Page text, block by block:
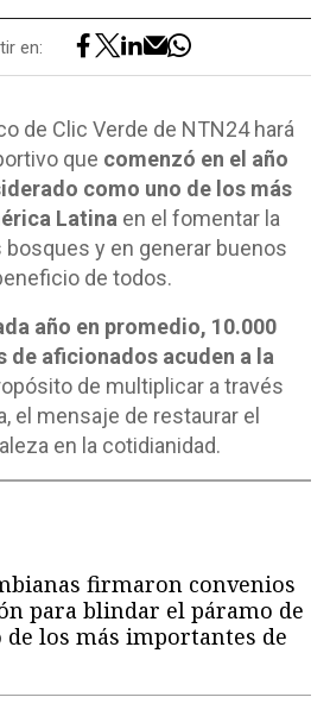
en:
de Clic Verde de NTN24 hará
que comenzó en el año
como uno de los más
Latina en el fomentar la
y en generar buenos
de todos.
año en promedio, 10.000
de aficionados acuden a la
de multiplicar a través
el mensaje de restaurar el
en la cotidianidad.
firmaron convenios
para blindar el páramo de
de los más importantes de